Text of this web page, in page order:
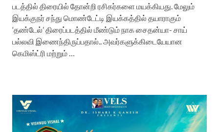
படத்தில் திரையில் தோன்றி ரசிகர்களை மயக்கியது. மேலும்
இயக்குநர் சந்து மொண்டேட்டி இயக்கத்தில் தயாராகும்
‘தண்டேல்’ திரைப்படத்தில் மீண்டும் நாக சைதன்யா- சாய்
பல்லவி இணைந்திருப்பதால்.. அவர்களுக்கிடையேயான
கெமிஸ்ட்ரி மற்றும் …